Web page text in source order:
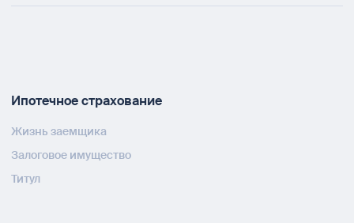
Ипотечное страхование
Жизнь заемщика
Залоговое имущество
Титул